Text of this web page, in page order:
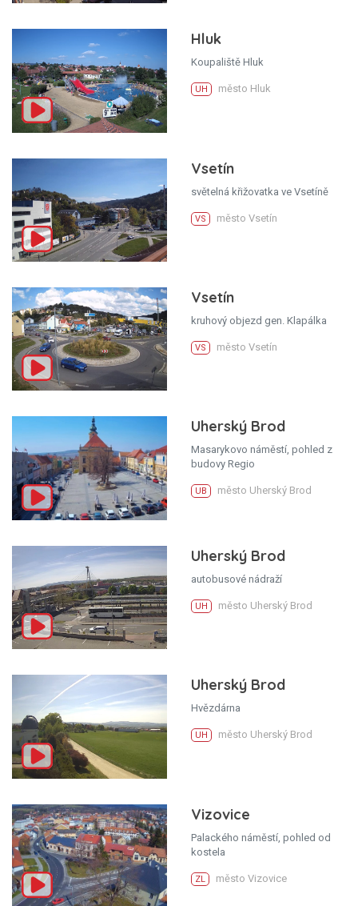
Hluk
Koupaliště Hluk
UH město Hluk
Vsetín
světelná křižovatka ve Vsetíně
VS město Vsetín
Vsetín
kruhový objezd gen. Klapálka
VS město Vsetín
Uherský Brod
Masarykovo náměstí, pohled z
budovy Regio
UB město Uherský Brod
Uherský Brod
autobusové nádraží
UH město Uherský Brod
Uherský Brod
Hvězdárna
UH město Uherský Brod
Vizovice
Palackého náměstí, pohled od
kostela
ZL město Vizovice